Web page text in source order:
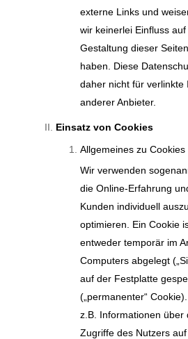
externe Links und
wir keinerlei Einfluss
Gestaltung dieser
haben. Diese
daher nicht für verlinkte
anderer Anbieter.
Einsatz von Cookies
Allgemeines zu Cookies
Wir verwenden
die Online-Erfahrung
Kunden individuell
optimieren. Ein Cookie
entweder temporär im
Computers abgelegt
auf der Festplatte
(„permanenter“
z.B. Informationen über
Zugriffe des Nutzers